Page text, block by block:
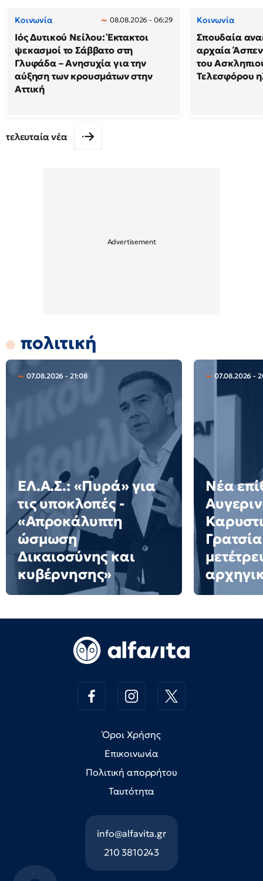
Κοινωνία 08.08.2026 - 06:29
Ιός Δυτικού Νείλου: Έκτακτοι
ψεκασμοί το Σάββατο στη
Γλυφάδα – Ανησυχία για την
αύξηση των κρουσμάτων στην
Αττική
Κοινωνία
Σπουδαία
αρχαία
του
Τελεσφόρου
τελευταία νέα
πολιτική
07.08.2026 - 21:08
ΕΛ.Α.Σ.: «Πυρά» για
τις υποκλοπές -
«Απροκάλυπτη
ώσμωση
Δικαιοσύνης και
κυβέρνησης»
07.08.2026 -
Νέα
Όροι Χρήσης
Επικοινωνία
Πολιτική απορρήτου
Ταυτότητα
info@alfavita.gr
210 3810243